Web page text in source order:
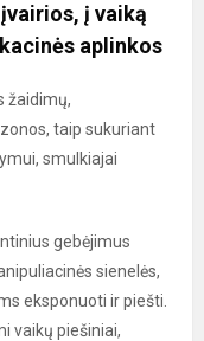
į vaiką
aplinkos
žaidimų,
taip sukuriant
smulkiajai
gebėjimus
sienelės,
eksponuoti ir piešti.
vaikų piešiniai,